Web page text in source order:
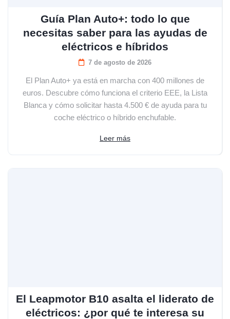
Guía Plan Auto+: todo lo que
necesitas saber para las ayudas de
eléctricos e híbridos
7 de agosto de 2026
El Plan Auto+ ya está en marcha con 400 millones de
euros. Descubre cómo funciona el criterio EEE, la Lista
Blanca y cómo solicitar hasta 4.500 € de ayuda para tu
coche eléctrico o híbrido enchufable.
Leer más
El Leapmotor B10 asalta el liderato de
eléctricos: ¿por qué te interesa su